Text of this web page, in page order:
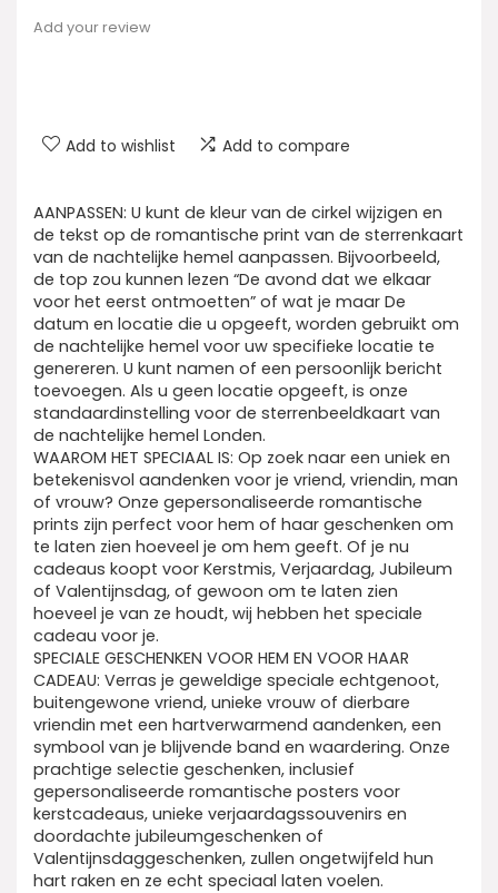
Add your review
Add to wishlist Add to compare
AANPASSEN: U kunt de kleur van de cirkel wijzigen en
de tekst op de romantische print van de sterrenkaart
van de nachtelijke hemel aanpassen. Bijvoorbeeld,
de top zou kunnen lezen “De avond dat we elkaar
voor het eerst ontmoetten” of wat je maar De
datum en locatie die u opgeeft, worden gebruikt om
de nachtelijke hemel voor uw specifieke locatie te
genereren. U kunt namen of een persoonlijk bericht
toevoegen. Als u geen locatie opgeeft, is onze
standaardinstelling voor de sterrenbeeldkaart van
de nachtelijke hemel Londen.
WAAROM HET SPECIAAL IS: Op zoek naar een uniek en
betekenisvol aandenken voor je vriend, vriendin, man
of vrouw? Onze gepersonaliseerde romantische
prints zijn perfect voor hem of haar geschenken om
te laten zien hoeveel je om hem geeft. Of je nu
cadeaus koopt voor Kerstmis, Verjaardag, Jubileum
of Valentijnsdag, of gewoon om te laten zien
hoeveel je van ze houdt, wij hebben het speciale
cadeau voor je.
SPECIALE GESCHENKEN VOOR HEM EN VOOR HAAR
CADEAU: Verras je geweldige speciale echtgenoot,
buitengewone vriend, unieke vrouw of dierbare
vriendin met een hartverwarmend aandenken, een
symbool van je blijvende band en waardering. Onze
prachtige selectie geschenken, inclusief
gepersonaliseerde romantische posters voor
kerstcadeaus, unieke verjaardagssouvenirs en
doordachte jubileumgeschenken of
Valentijnsdaggeschenken, zullen ongetwijfeld hun
hart raken en ze echt speciaal laten voelen.